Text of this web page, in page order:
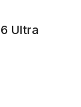
Ultra